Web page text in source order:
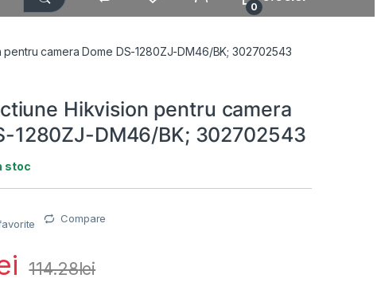
0
camera Dome DS-1280ZJ-DM46/BK; 302702543
Hikvision pentru camera
1280ZJ-DM46/BK; 302702543
stoc
Compare
114.28lei